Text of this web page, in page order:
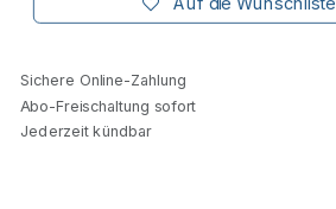
Sichere Online-Zahlung
Abo-Freischaltung sofort
Jederzeit kündbar